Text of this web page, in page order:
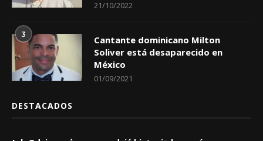
21/10/2022
3
Cantante dominicano Milton
Soliver está desaparecido en
México
01/09/2021
DESTACADOS